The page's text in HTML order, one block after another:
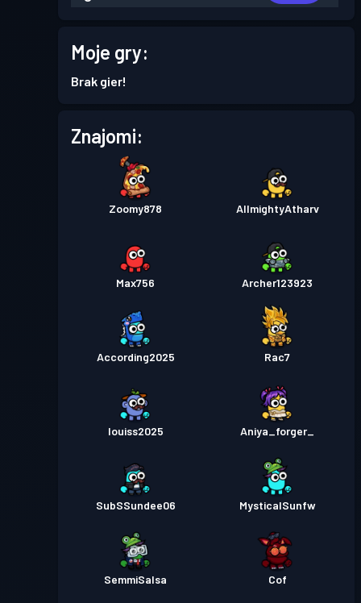
Przepustka bojowa
7
Przepustka bojowa Premium
Season 6
Poziom
7
Przepustka bojowa
Poziom
Moje gry:
Brak gier!
Znajomi:
Zoomy878 AllmightyAtharv
Max756 Archer123923
According2025 Rac7
louiss2025 Aniya_forger_
SubSSundee06 MysticalSunfw
SemmiSalsa Cof